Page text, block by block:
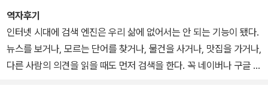
성에 조금 더 무게를 실었다. 본문에서 소개한 기법은 가급적 실험을
거쳐 비교, 평가했다. 각 장 마지막에는 연습 문제와 프로젝트가 나온
다. Wumpus는 저자 중 한 사람이 개발에 참여한 멀티유저 오픈소스
정보 검색 시스템으로서, 모델을 구현하고 수업 과제의 기반 내용을
야와 공통점도 있지만, 그들과 구분되는 고유한 특성도 분명히 갖고
있기 때문이다. 검색 서비스에는 다양한 컴퓨터 시스템이 필요하지만
그 중 검색엔진은 특히 모든 검색 서비스의 공통 요소이자 핵심이다.
일반적으로 검색엔진이라고 말하면 대개 유명한 검색 서비스를 떠올
역자후기
인터넷 시대에 검색 엔진은 우리 삶에 없어서는 안 되는 기능이 됐다.
뉴스를 보거나, 모르는 단어를 찾거나, 물건을 사거나, 맛집을 가거나,
다른 사람의 의견을 읽을 때도 먼저 검색을 한다. 꼭 네이버나 구글 같